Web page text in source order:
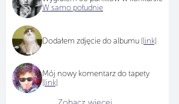
W samo południe
Dodałem zdjęcie do albumu [link]
Mój nowy komentarz do tapety
[link]